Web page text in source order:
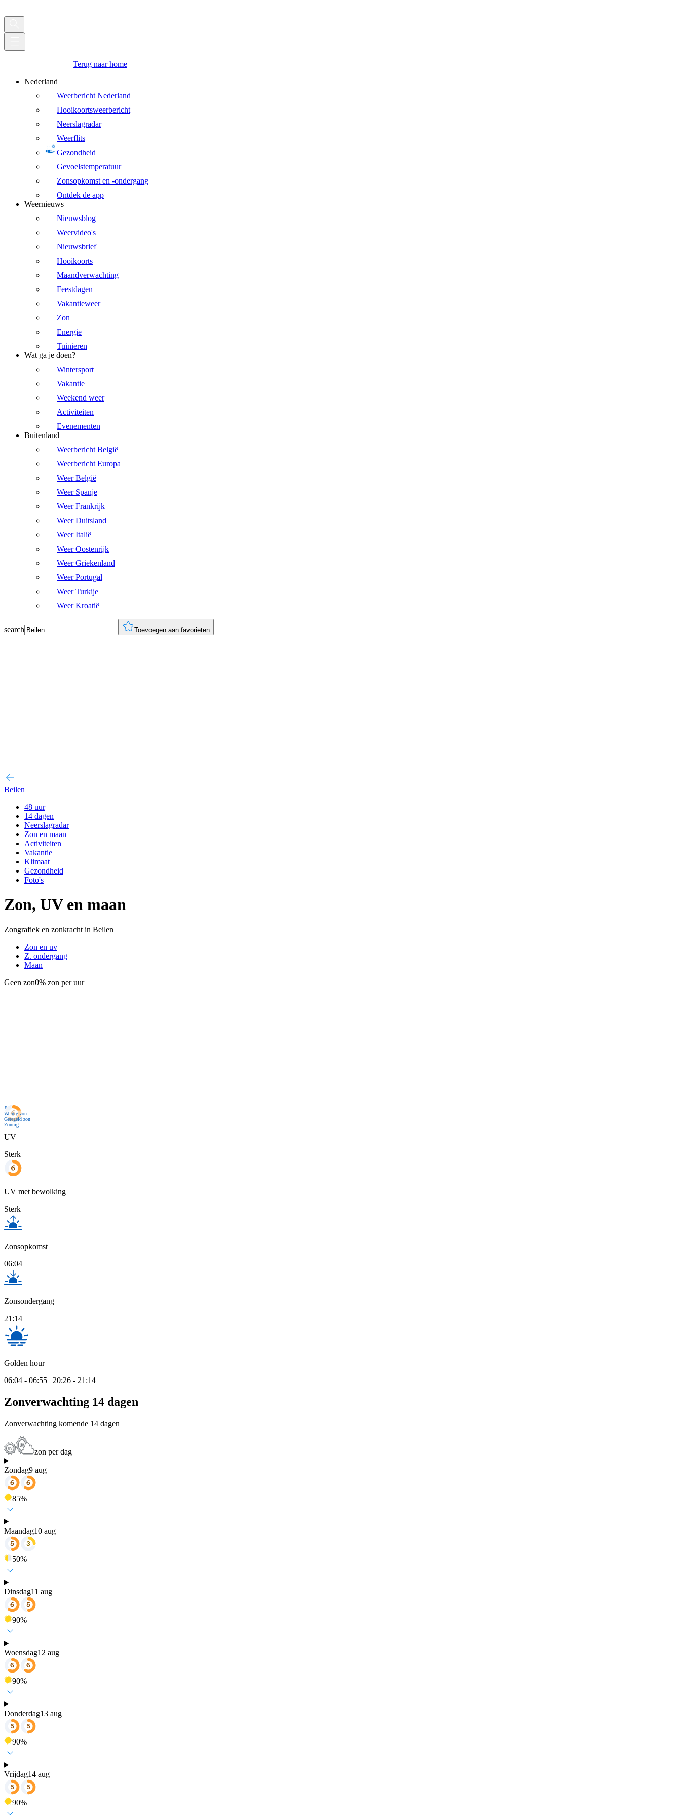
Terug naar home
Nederland
Weerbericht Nederland
Hooikoortsweerbericht
Neerslagradar
Weerflits
Gezondheid
Gevoelstemperatuur
Zonsopkomst en -ondergang
Ontdek de app
Weernieuws
Nieuwsblog
Weervideo's
Nieuwsbrief
Hooikoorts
Maandverwachting
Feestdagen
Vakantieweer
Zon
Energie
Tuinieren
Wat ga je doen?
Wintersport
Vakantie
Weekend weer
Activiteiten
Evenementen
Buitenland
Weerbericht België
Weerbericht Europa
Weer België
Weer Spanje
Weer Frankrijk
Weer Duitsland
Weer Italië
Weer Oostenrijk
Weer Griekenland
Weer Portugal
Weer Turkije
Weer Kroatië
search Toevoegen aan favorieten
Beilen
48 uur
14 dagen
Neerslagradar
Zon en maan
Activiteiten
Vakantie
Klimaat
Gezondheid
Foto's
Zon, UV en maan
Zongrafiek en zonkracht in Beilen
Zon en uv
Z. ondergang
Maan
Geen zon0% zon per uur
Nu
Weinig zon
Geregeld zon
Zonnig
UV
Sterk
UV met bewolking
Sterk
Zonsopkomst
06:04
Zonsondergang
21:14
Golden hour
06:04 - 06:55 | 20:26 - 21:14
Zonverwachting 14 dagen
Zonverwachting komende 14 dagen
zon per dag
Zondag9 aug
85%
Maandag10 aug
50%
Dinsdag11 aug
90%
Woensdag12 aug
90%
Donderdag13 aug
90%
Vrijdag14 aug
90%